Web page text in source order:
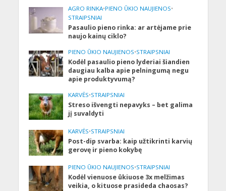
AGRO RINKA•PIENO ŪKIO NAUJIENOS•
STRAIPSNIAI
Pasaulio pieno rinka: ar artėjame prie
naujo kainų ciklo?
PIENO ŪKIO NAUJIENOS•STRAIPSNIAI
Kodėl pasaulio pieno lyderiai šiandien
daugiau kalba apie pelningumą negu
apie produktyvumą?
KARVĖS•STRAIPSNIAI
Streso išvengti nepavyks – bet galima
jį suvaldyti
KARVĖS•STRAIPSNIAI
Post-dip svarba: kaip užtikrinti karvių
gerovę ir pieno kokybę
PIENO ŪKIO NAUJIENOS•STRAIPSNIAI
Kodėl vienuose ūkiuose 3x melžimas
veikia, o kituose prasideda chaosas?